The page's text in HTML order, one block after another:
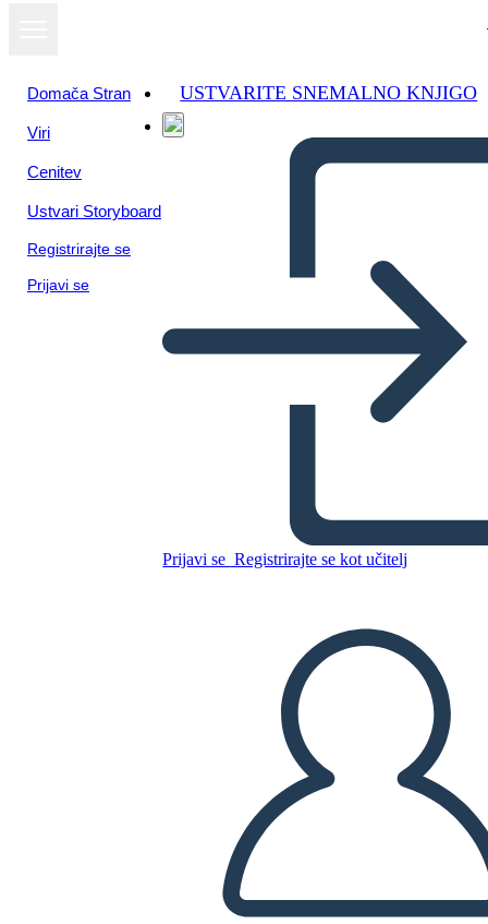
Domača Stran
Viri
Cenitev
Ustvari Storyboard
Registrirajte se
Prijavi se
USTVARITE SNEMALNO KNJIGO
Prijavi se Registrirajte se kot učitelj
Indietro di Joseph Bruchac
USTVARITE SNEMALNO KNJIGO
PREDVAJANJE DIAPROJEKCIJE
PREBERI MI